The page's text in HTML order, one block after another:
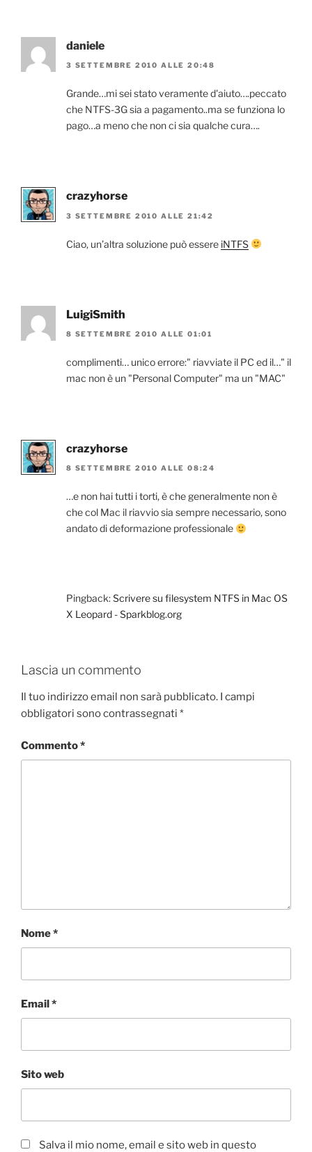
daniele
3 SETTEMBRE 2010 ALLE 20:48
Grande…mi sei stato veramente d'aiuto….peccato
che NTFS-3G sia a pagamento..ma se funziona lo
pago…a meno che non ci sia qualche cura….
crazyhorse
3 SETTEMBRE 2010 ALLE 21:42
Ciao, un’altra soluzione può essere iNTFS
LuigiSmith
8 SETTEMBRE 2010 ALLE 01:01
complimenti… unico errore:" riavviate il PC ed il…" il
mac non è un "Personal Computer" ma un "MAC"
crazyhorse
8 SETTEMBRE 2010 ALLE 08:24
…e non hai tutti i torti, è che generalmente non è
che col Mac il riavvio sia sempre necessario, sono
andato di deformazione professionale
Pingback:Scrivere su filesystem NTFS in Mac OS
X Leopard - Sparkblog.org
Lascia un commento
Il tuo indirizzo email non sarà pubblicato. I campi
obbligatori sono contrassegnati *
Commento*
Nome*
Email *
Sito web
Salva il mio nome, email e sito web in questo